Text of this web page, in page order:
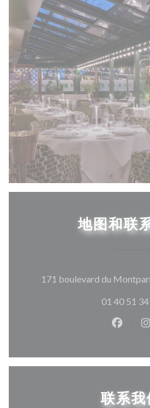
地图和联
171 boulevard du
01 40 51
联系我